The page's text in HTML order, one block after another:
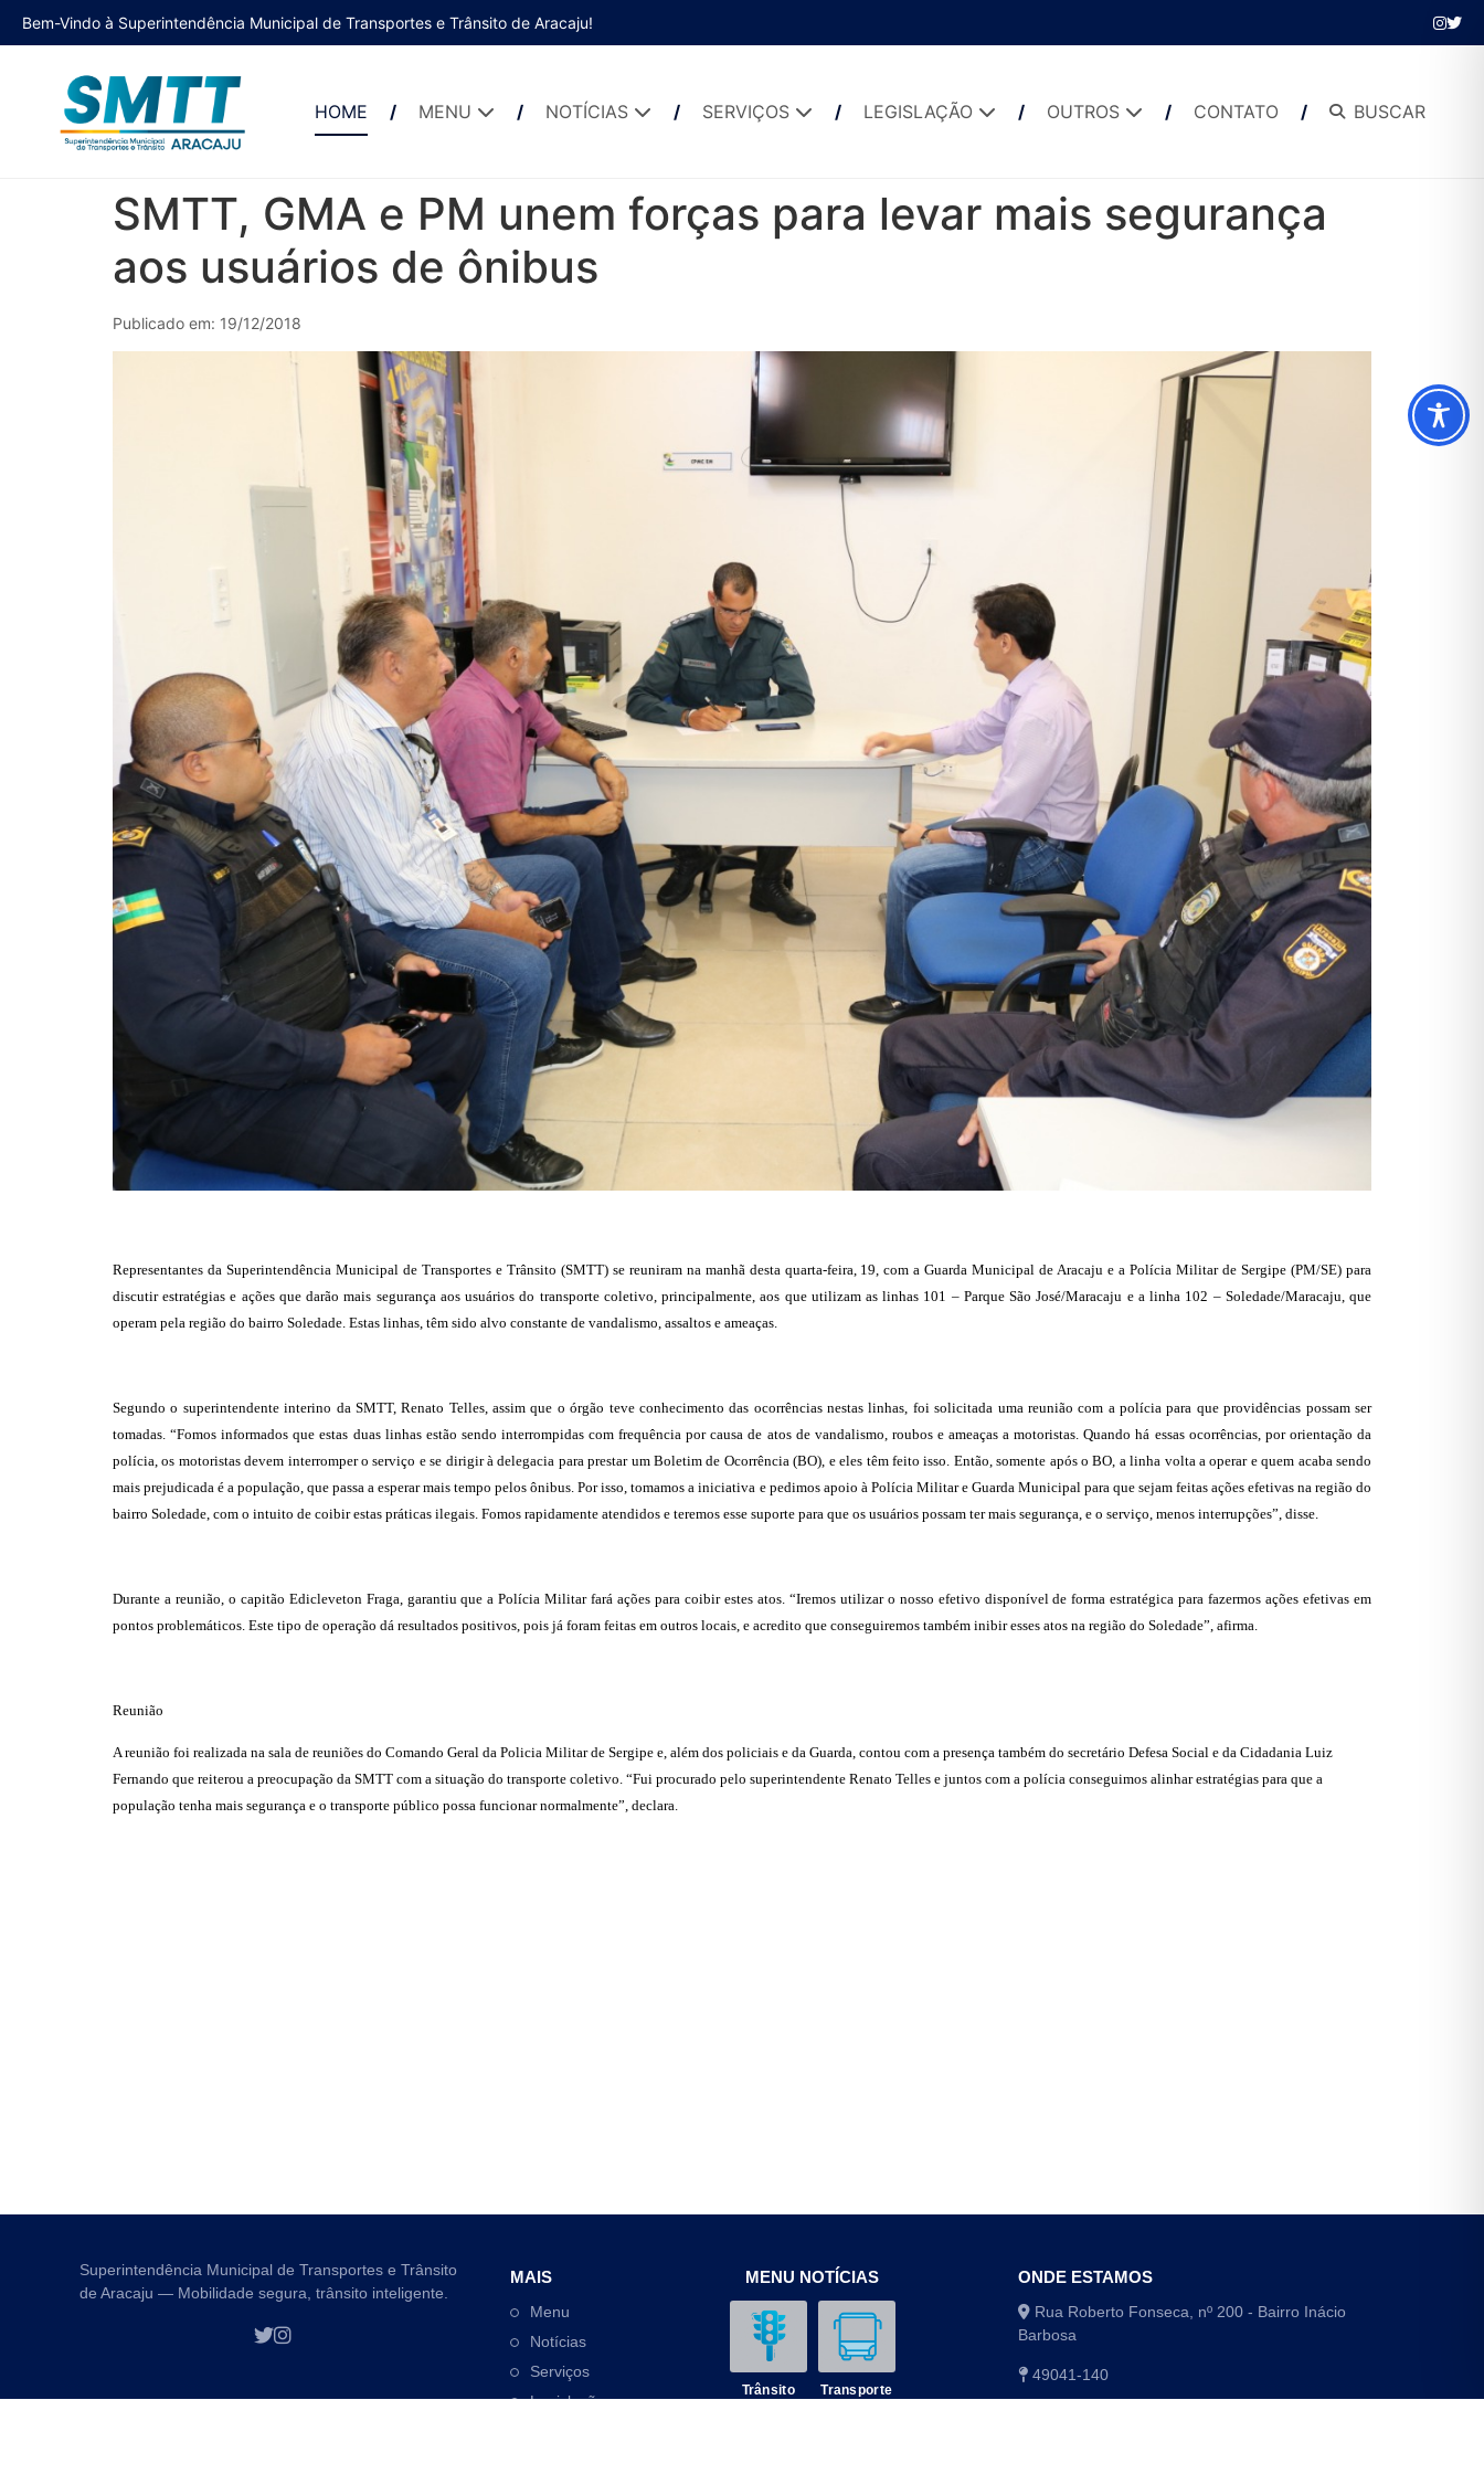
Bem-Vindo à Superintendência Municipal de Transportes e Trânsito de Aracaju!
HOME MENU NOTÍCIAS SERVIÇOS LEGISLAÇÃO OUTROS CONTATO BUSCAR
SMTT, GMA e PM unem forças para levar mais segurança
aos usuários de ônibus
Publicado em: 19/12/2018
Representantes da Superintendência Municipal de Transportes e Trânsito (SMTT) se reuniram na manhã desta quarta-feira, 19, com a Guarda Municipal de Aracaju e a Polícia Militar de Sergipe (PM/SE) para
discutir estratégias e ações que darão mais segurança aos usuários do transporte coletivo, principalmente, aos que utilizam as linhas 101 – Parque São José/Maracaju e a linha 102 – Soledade/Maracaju, que
operam pela região do bairro Soledade. Estas linhas, têm sido alvo constante de vandalismo, assaltos e ameaças.
Segundo o superintendente interino da SMTT, Renato Telles, assim que o órgão teve conhecimento das ocorrências nestas linhas, foi solicitada uma reunião com a polícia para que providências possam ser
tomadas. “Fomos informados que estas duas linhas estão sendo interrompidas com frequência por causa de atos de vandalismo, roubos e ameaças a motoristas. Quando há essas ocorrências, por orientação da
polícia, os motoristas devem interromper o serviço e se dirigir à delegacia para prestar um Boletim de Ocorrência (BO), e eles têm feito isso. Então, somente após o BO, a linha volta a operar e quem acaba sendo
mais prejudicada é a população, que passa a esperar mais tempo pelos ônibus. Por isso, tomamos a iniciativa e pedimos apoio à Polícia Militar e Guarda Municipal para que sejam feitas ações efetivas na região do
bairro Soledade, com o intuito de coibir estas práticas ilegais. Fomos rapidamente atendidos e teremos esse suporte para que os usuários possam ter mais segurança, e o serviço, menos interrupções”, disse.
Durante a reunião, o capitão Edicleveton Fraga, garantiu que a Polícia Militar fará ações para coibir estes atos. “Iremos utilizar o nosso efetivo disponível de forma estratégica para fazermos ações efetivas em
pontos problemáticos. Este tipo de operação dá resultados positivos, pois já foram feitas em outros locais, e acredito que conseguiremos também inibir esses atos na região do Soledade”, afirma.
Reunião
A reunião foi realizada na sala de reuniões do Comando Geral da Policia Militar de Sergipe e, além dos policiais e da Guarda, contou com a presença também do secretário Defesa Social e da Cidadania Luiz
Fernando que reiterou a preocupação da SMTT com a situação do transporte coletivo. “Fui procurado pelo superintendente Renato Telles e juntos com a polícia conseguimos alinhar estratégias para que a
população tenha mais segurança e o transporte público possa funcionar normalmente”, declara.
Superintendência Municipal de Transportes e Trânsito
de Aracaju — Mobilidade segura, trânsito inteligente.
MAIS
Menu
Notícias
Serviços
Legislação
MENU NOTÍCIAS
Trânsito Transporte
ONDE ESTAMOS
Rua Roberto Fonseca, nº 200 - Bairro Inácio
Barbosa
49041-140